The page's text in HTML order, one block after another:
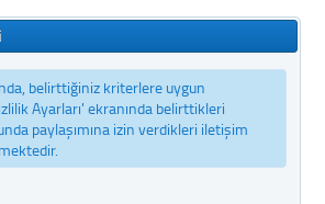
belirttiğiniz kriterlere uygun
Ayarları' ekranında belirttikleri
paylaşımına izin verdikleri iletişim